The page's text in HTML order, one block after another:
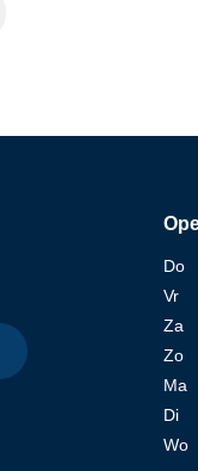
Do
Vr
Za
Zo
Ma
Di
Wo